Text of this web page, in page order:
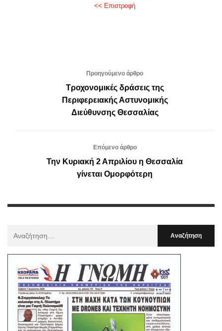
<< Επιστροφή
Προηγούμενο άρθρο
Τροχονομικές δράσεις της
Περιφερειακής Αστυνομικής
Διεύθυνσης Θεσσαλίας
Επόμενο άρθρο
Την Κυριακή 2 Απριλίου η Θεσσαλία
γίνεται Ομορφότερη
: